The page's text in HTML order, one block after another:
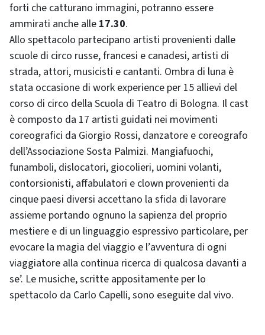
forti che catturano immagini, potranno essere
ammirati anche alle 17.30.
Allo spettacolo partecipano artisti provenienti dalle
scuole di circo russe, francesi e canadesi, artisti di
strada, attori, musicisti e cantanti. Ombra di luna è
stata occasione di work experience per 15 allievi del
corso di circo della Scuola di Teatro di Bologna. Il cast
è composto da 17 artisti guidati nei movimenti
coreografici da Giorgio Rossi, danzatore e coreografo
dell’Associazione Sosta Palmizi. Mangiafuochi,
funamboli, dislocatori, giocolieri, uomini volanti,
contorsionisti, affabulatori e clown provenienti da
cinque paesi diversi accettano la sfida di lavorare
assieme portando ognuno la sapienza del proprio
mestiere e di un linguaggio espressivo particolare, per
evocare la magia del viaggio e l’avventura di ogni
viaggiatore alla continua ricerca di qualcosa davanti a
se’. Le musiche, scritte appositamente per lo
spettacolo da Carlo Capelli, sono eseguite dal vivo.